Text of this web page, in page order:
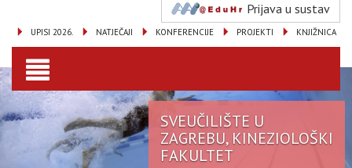
Prijava u sustav
KNJIŽNICA
PROJEKTI
KONFERENCIJE
NATJEČAJI
UPISI 2026.
Toggle
navigation
SVEUČILIŠTE U
ZAGREBU, KINEZIOLOŠKI
FAKULTET